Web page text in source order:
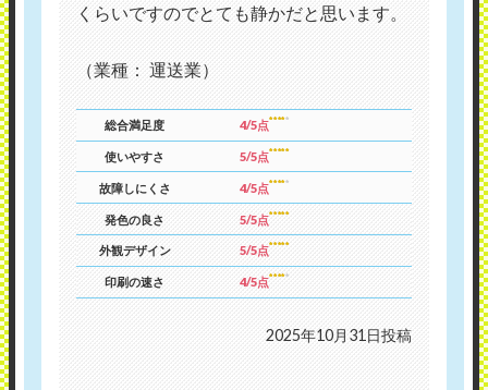
くらいですのでとても静かだと思います。
（業種： 運送業）
総合満足度 4/5点
使いやすさ 5/5点
故障しにくさ 4/5点
発色の良さ 5/5点
外観デザイン 5/5点
印刷の速さ 4/5点
2025年10月31日投稿